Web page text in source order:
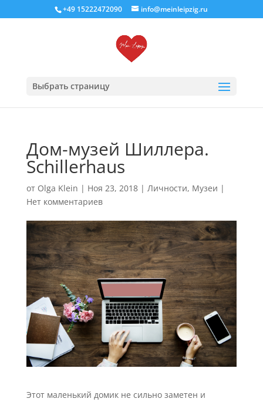
+49 15222472090 info@meinleipzig.ru
Выбрать страницу
Дом-музей Шиллера.
Schillerhaus
от Olga Klein | Ноя 23, 2018| Личности, Музеи |
Нет комментариев
Этот маленький домик не сильно заметен и